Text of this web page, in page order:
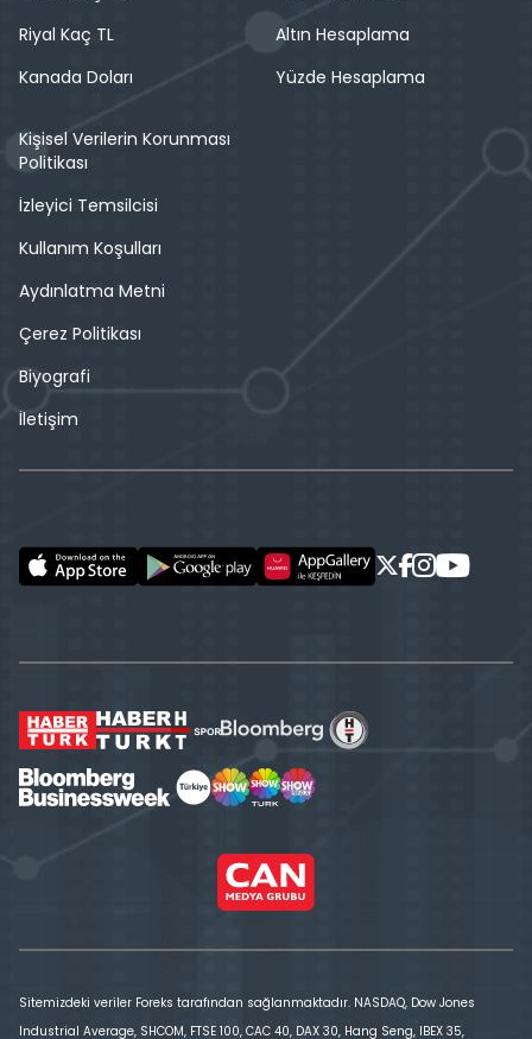
Riyal Kaç TL
Kanada Doları
Altın Hesaplama
Yüzde Hesaplama
Kişisel Verilerin Korunması
Politikası
İzleyici Temsilcisi
Kullanım Koşulları
Aydınlatma Metni
Çerez Politikası
Biyografi
İletişim
Sitemizdeki veriler Foreks tarafından sağlanmaktadır. NASDAQ, Dow Jones
Industrial Average, SHCOM, FTSE 100, CAC 40, DAX 30, Hang Seng, IBEX 35,